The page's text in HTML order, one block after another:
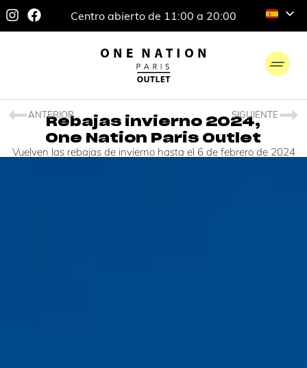
Centro abierto de 11:00 a 20:00
Rebajas invierno 2024,
One Nation Paris Outlet
Vuelven las rebajas de invierno hasta el 6 de febrero de 2024
ANTERIOR SIGUIENTE